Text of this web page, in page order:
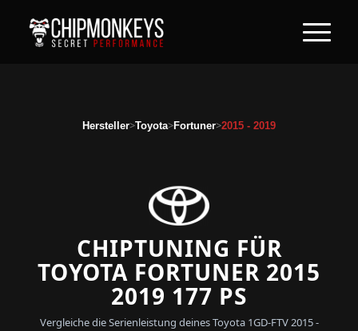
Hersteller>Toyota>Fortuner>2015 - 2019
CHIPTUNING FÜR
TOYOTA FORTUNER 2015
2019 177 PS
Vergleiche die Serienleistung deines Toyota 1GD-FTV 2015 -